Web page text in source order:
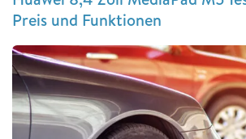
Preis und Funktionen